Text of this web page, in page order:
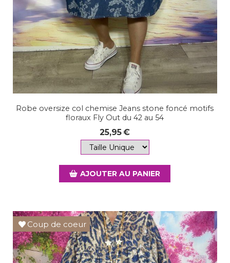
Robe oversize col chemise Jeans stone foncé motifs
floraux Fly Out du 42 au 54
25,95€
AJOUTER AU PANIER
Coup de coeur